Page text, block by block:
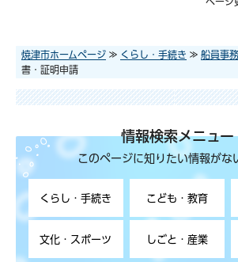
焼津市ホームページ ≫ くらし・手続き ≫ 船員事務
書・証明申請
情報検索メニュー
このページに知りたい情報がな
くらし・手続き こども・教育
文化・スポーツ しごと・産業